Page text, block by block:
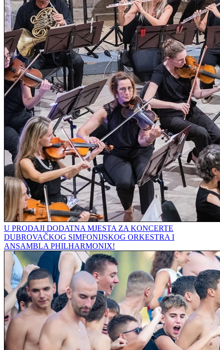
U PRODAJI DODATNA MJESTA ZA KONCERTE
DUBROVAČKOG SIMFONIJSKOG ORKESTRA I
ANSAMBLA PHILHARMONIX!